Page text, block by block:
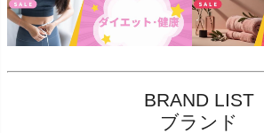
BRAND LIST
ブランド